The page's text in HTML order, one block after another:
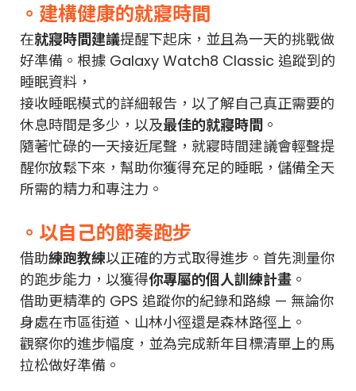
。建構健康的就寢時間
在就寢時間建議提醒下起床，並且為一天的挑戰做
好準備。根據 Galaxy Watch8 Classic 追蹤到的
睡眠資料，
接收睡眠模式的詳細報告，以了解自己真正需要的
休息時間是多少，以及最佳的就寢時間 。
隨著忙碌的一天接近尾聲，就寢時間建議會輕聲提
醒你放鬆下來，幫助你獲得充足的睡眠，儲備全天
所需的精力和專注力。
。以自己的節奏跑步
借助練跑教練以正確的方式取得進步。首先測量你
的跑步能力，以獲得你專屬的個人訓練計畫 。
借助更精準的 GPS 追蹤你的紀錄和路線 — 無論你
身處在市區街道、山林小徑還是森林路徑上。
觀察你的進步幅度，並為完成新年目標清單上的馬
拉松做好準備。